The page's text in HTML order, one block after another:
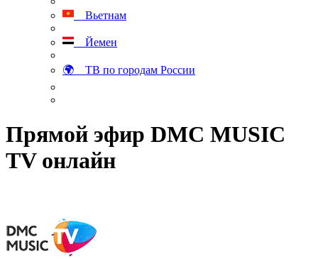
Вьетнам
Йемен
🌍 ТВ по городам России
Прямой эфир DMC MUSIC
TV онлайн